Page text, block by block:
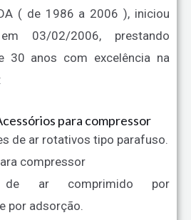
( de 1986 a 2006 ), iniciou
03/02/2006, prestando
30 anos com excelência na
para compressor
de ar rotativos tipo parafuso.
compressor
de ar comprimido por
por adsorção.